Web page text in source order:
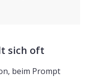
sich oft
beim Prompt